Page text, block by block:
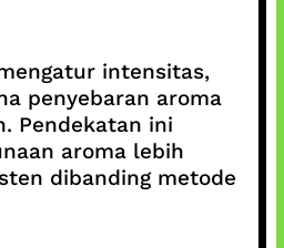
intensitas,
penyebaran aroma
Pendekatan ini
aroma lebih
dibanding metode